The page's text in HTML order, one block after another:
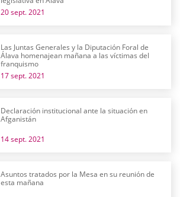
20 sept. 2021
Las Juntas Generales y la Diputación Foral de
Álava homenajean mañana a las víctimas del
franquismo
17 sept. 2021
Declaración institucional ante la situación en
Afganistán
14 sept. 2021
Asuntos tratados por la Mesa en su reunión de
esta mañana